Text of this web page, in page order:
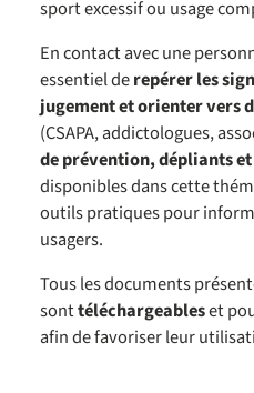
sport excessif ou usage
En contact avec une
essentiel derepérer les
jugement et orienter vers
(CSAPA, addictologues,
de prévention, dépliants
disponibles dans cette
outils pratiques pour
usagers.
Tous les documents
sonttéléchargeableset
afin de favoriser leur